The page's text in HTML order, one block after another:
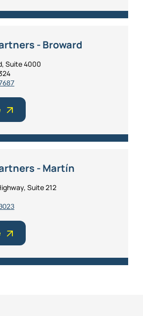
- Broward
Suite 4000
- Martín
Suite 212